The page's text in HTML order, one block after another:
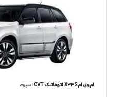
ام وی ام X۳۳S اتوماتیک CVT اسپرت